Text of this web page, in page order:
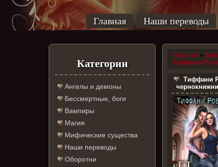
Главная Наши переводы
Категории
Ангелы и демоны
Бессмертные, боги
Вампиры
Магия
Мифические существа
Наши переводы
Оборотни
Главная »
Тиффани
Тиффани